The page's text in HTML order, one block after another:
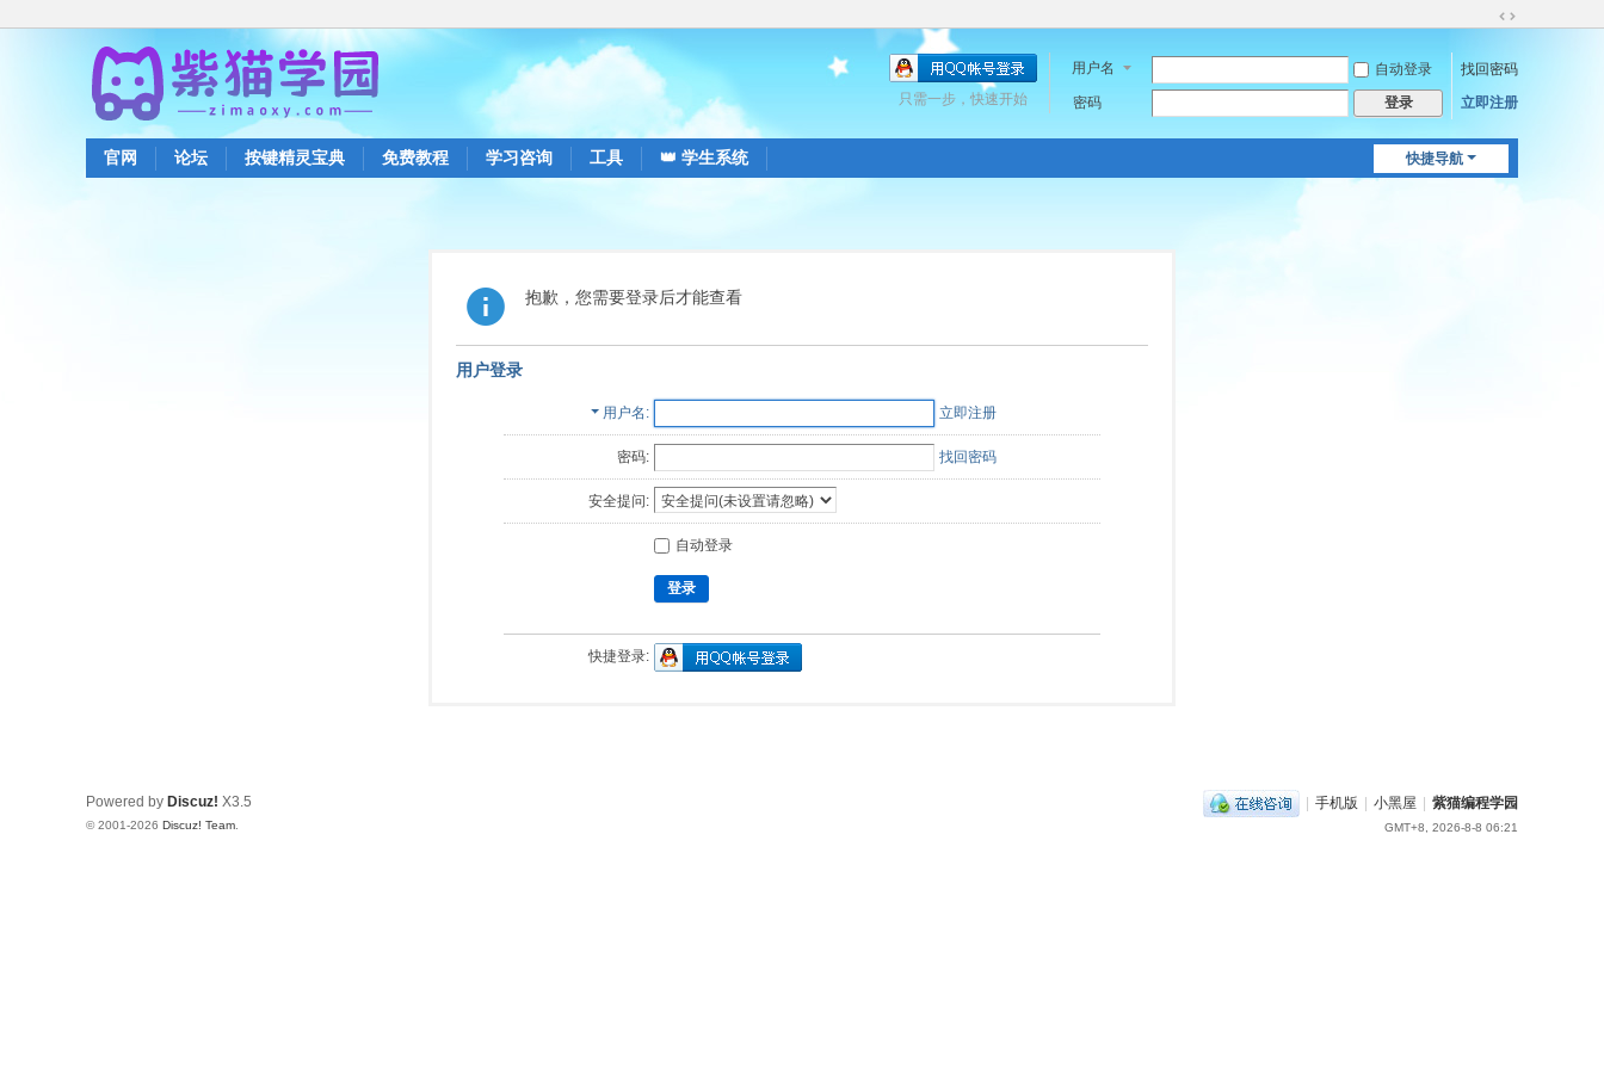
换
到
宽
用户名 自动登录
找回密码
密码
登录 立即注册
只需一步，快速开始
快捷导航
官网 论坛 按键精灵宝典 免费教程 学习咨询 工具 👑 学生系统
抱歉，您需要登录后才能查看
用户登录
用户名 立即注册
密码: 找回密码
安全提问:
自动登录
登录
快捷登录:
| 手机版 | 小黑屋 | 紫猫编程学园
GMT+8, 2026-8-8 06:21
Powered by Discuz! X3.5
© 2001-2026 Discuz! Team